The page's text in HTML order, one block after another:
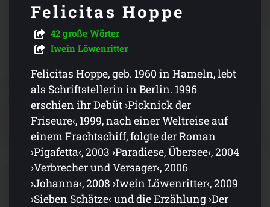
Felicitas Hoppe
42 große Wörter
Iwein Löwenritter
Felicitas Hoppe, geb. 1960 in Hameln, lebt
als Schriftstellerin in Berlin. 1996
erschien ihr Debüt ›Picknick der
Friseure‹, 1999, nach einer Weltreise auf
einem Frachtschiff, folgte der Roman
›Pigafetta‹, 2003 ›Paradiese, Übersee‹, 2004
›Verbrecher und Versager‹, 2006
›Johanna‹, 2008 ›Iwein Löwenritter‹, 2009
›Sieben Schätze‹ und die Erzählung ›Der